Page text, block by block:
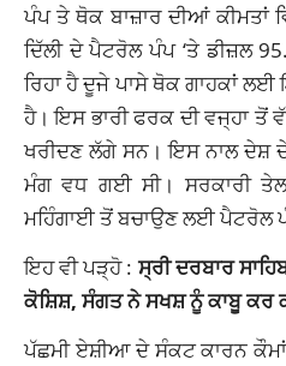
ਪੰਪ ਤੇ ਥੋਕ ਬਾਜ਼ਾਰ ਦੀਆਂ
ਦਿੱਲੀ ਦੇ ਪੈਟਰੋਲ ਪੰਪ ‘ਤੇ ਡੀਜ਼ਲ
ਰਿਹਾ ਹੈ ਦੂਜੇ ਪਾਸੇ ਥੋਕ ਗਾਹਕਾਂ
ਹੈ। ਇਸ ਭਾਰੀ ਫਰਕ ਦੀ ਵਜ੍ਹਾ ਤੋਂ
ਖਰੀਦਣ ਲੱਗੇ ਸਨ। ਇਸ ਨਾਲ ਦੇਸ਼
ਮੰਗ ਵਧ ਗਈ ਸੀ। ਸਰਕਾਰੀ
ਮਹਿੰਗਾਈ ਤੋਂ ਬਚਾਉਣ ਲਈ ਪੈਟਰੋਲ
ਇਹ ਵੀ ਪੜ੍ਹੋ :ਸ੍ਰੀ ਦਰਬਾਰ
ਕੋਸ਼ਿਸ਼, ਸੰਗਤ ਨੇ ਸਖਸ਼ ਨੂੰ ਕਾਬੂ ਕਰ
ਪੱਛਮੀ ਏਸ਼ੀਆ ਦੇ ਸੰਕਟ ਕਾਰਨ